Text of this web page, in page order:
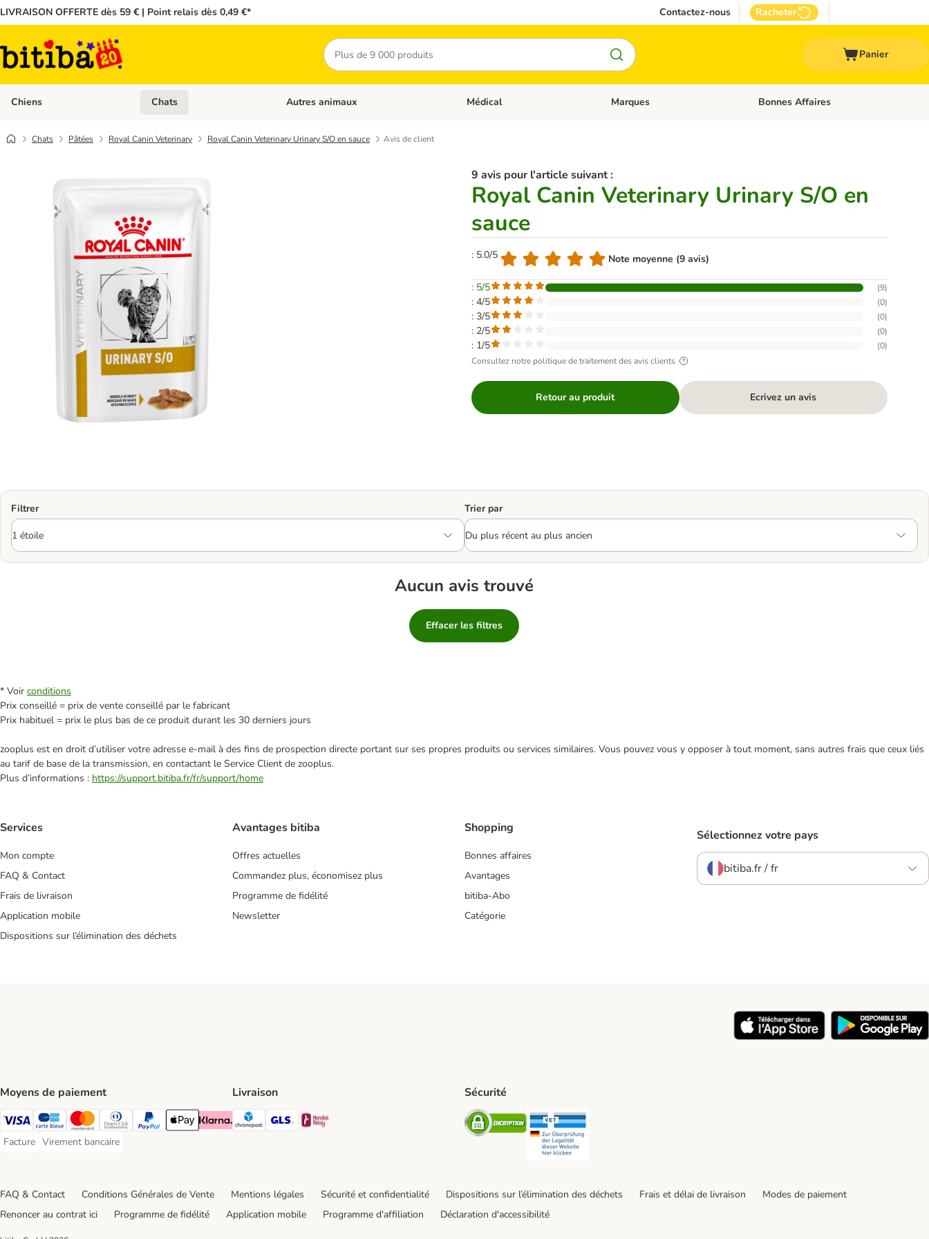
LIVRAISON OFFERTE dès 59 € | Point relais dès 0,49 €* Contactez-nous Racheter
Rechercher
Panier
Chiens Dérouler les catégories: Chiens
Chats Dérouler les catégories: Chats
Autres animaux Dérouler les catégories: Autres animaux
Médical Dérouler les catégories: Médical
Marques Dérouler les catégories: Marques
Bonnes Affaires
Chats Pâtées Royal Canin Veterinary Royal Canin Veterinary Urinary S/O en sauce Avis de client
9 avis pour l'article suivant :
Royal Canin Veterinary Urinary S/O en
sauce
: 5.0/5 Note moyenne (9 avis)
: 5/5 (9)
: 4/5 (0)
: 3/5 (0)
: 2/5 (0)
: 1/5 (0)
Consultez notre politique de traitement des avis clients
Retour au produit Ecrivez un avis
Filtrer Trier par
Aucun avis trouvé
Effacer les filtres
* Voir conditions
Prix conseillé = prix de vente conseillé par le fabricant
Prix habituel = prix le plus bas de ce produit durant les 30 derniers jours
zooplus est en droit d’utiliser votre adresse e‑mail à des fins de prospection directe portant sur ses propres produits ou services similaires. Vous pouvez vous y opposer à tout moment, sans autres frais que ceux liés
au tarif de base de la transmission, en contactant le Service Client de zooplus.
Plus d’informations : https://support.bitiba.fr/fr/support/home
Services
Mon compte
FAQ & Contact
Frais de livraison
Application mobile
Dispositions sur l’élimination des déchets
Avantages bitiba
Offres actuelles
Commandez plus, économisez plus
Programme de fidélité
Newsletter
Shopping
Bonnes affaires
Avantages
bitiba-Abo
Catégorie
Sélectionnez votre pays
bitiba.fr / fr
Moyens de paiement
Visa Payment Method
carte bleue Payment Method
Master Card Payment Method
Diners Club Payment Method
Paypal Payment Method
Apple Pay Payment Method
Klarna Payment Method
Facture
Facture Payment Method
Virement bancaire
Virement bancaire Payment Method
Livraison
Chronopost Shipping Method
GLS Shipping Method
Mondial relay Shipping Method
Sécurité
Security
FAQ & Contact Conditions Générales de Vente Mentions légales Sécurité et confidentialité Dispositions sur l’élimination des déchets Frais et délai de livraison
Modes de paiement
Renoncer au contrat ici
Programme de fidélité Application mobile Programme d'affiliation Déclaration d'accessibilité